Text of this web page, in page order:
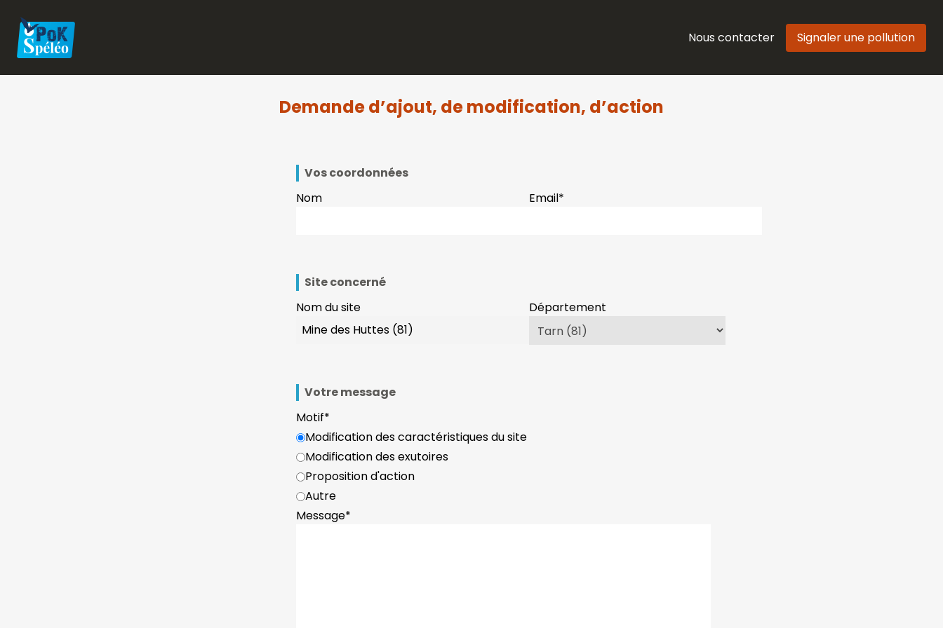
Nous contacter Signaler une pollution
Demande d’ajout, de modification, d’action
Vos coordonnées
Nom
Email*
Site concerné
Nom du site
Département
Votre message
Motif*
Modification des caractéristiques du site
Modification des exutoires
Proposition d'action
Autre
Message*